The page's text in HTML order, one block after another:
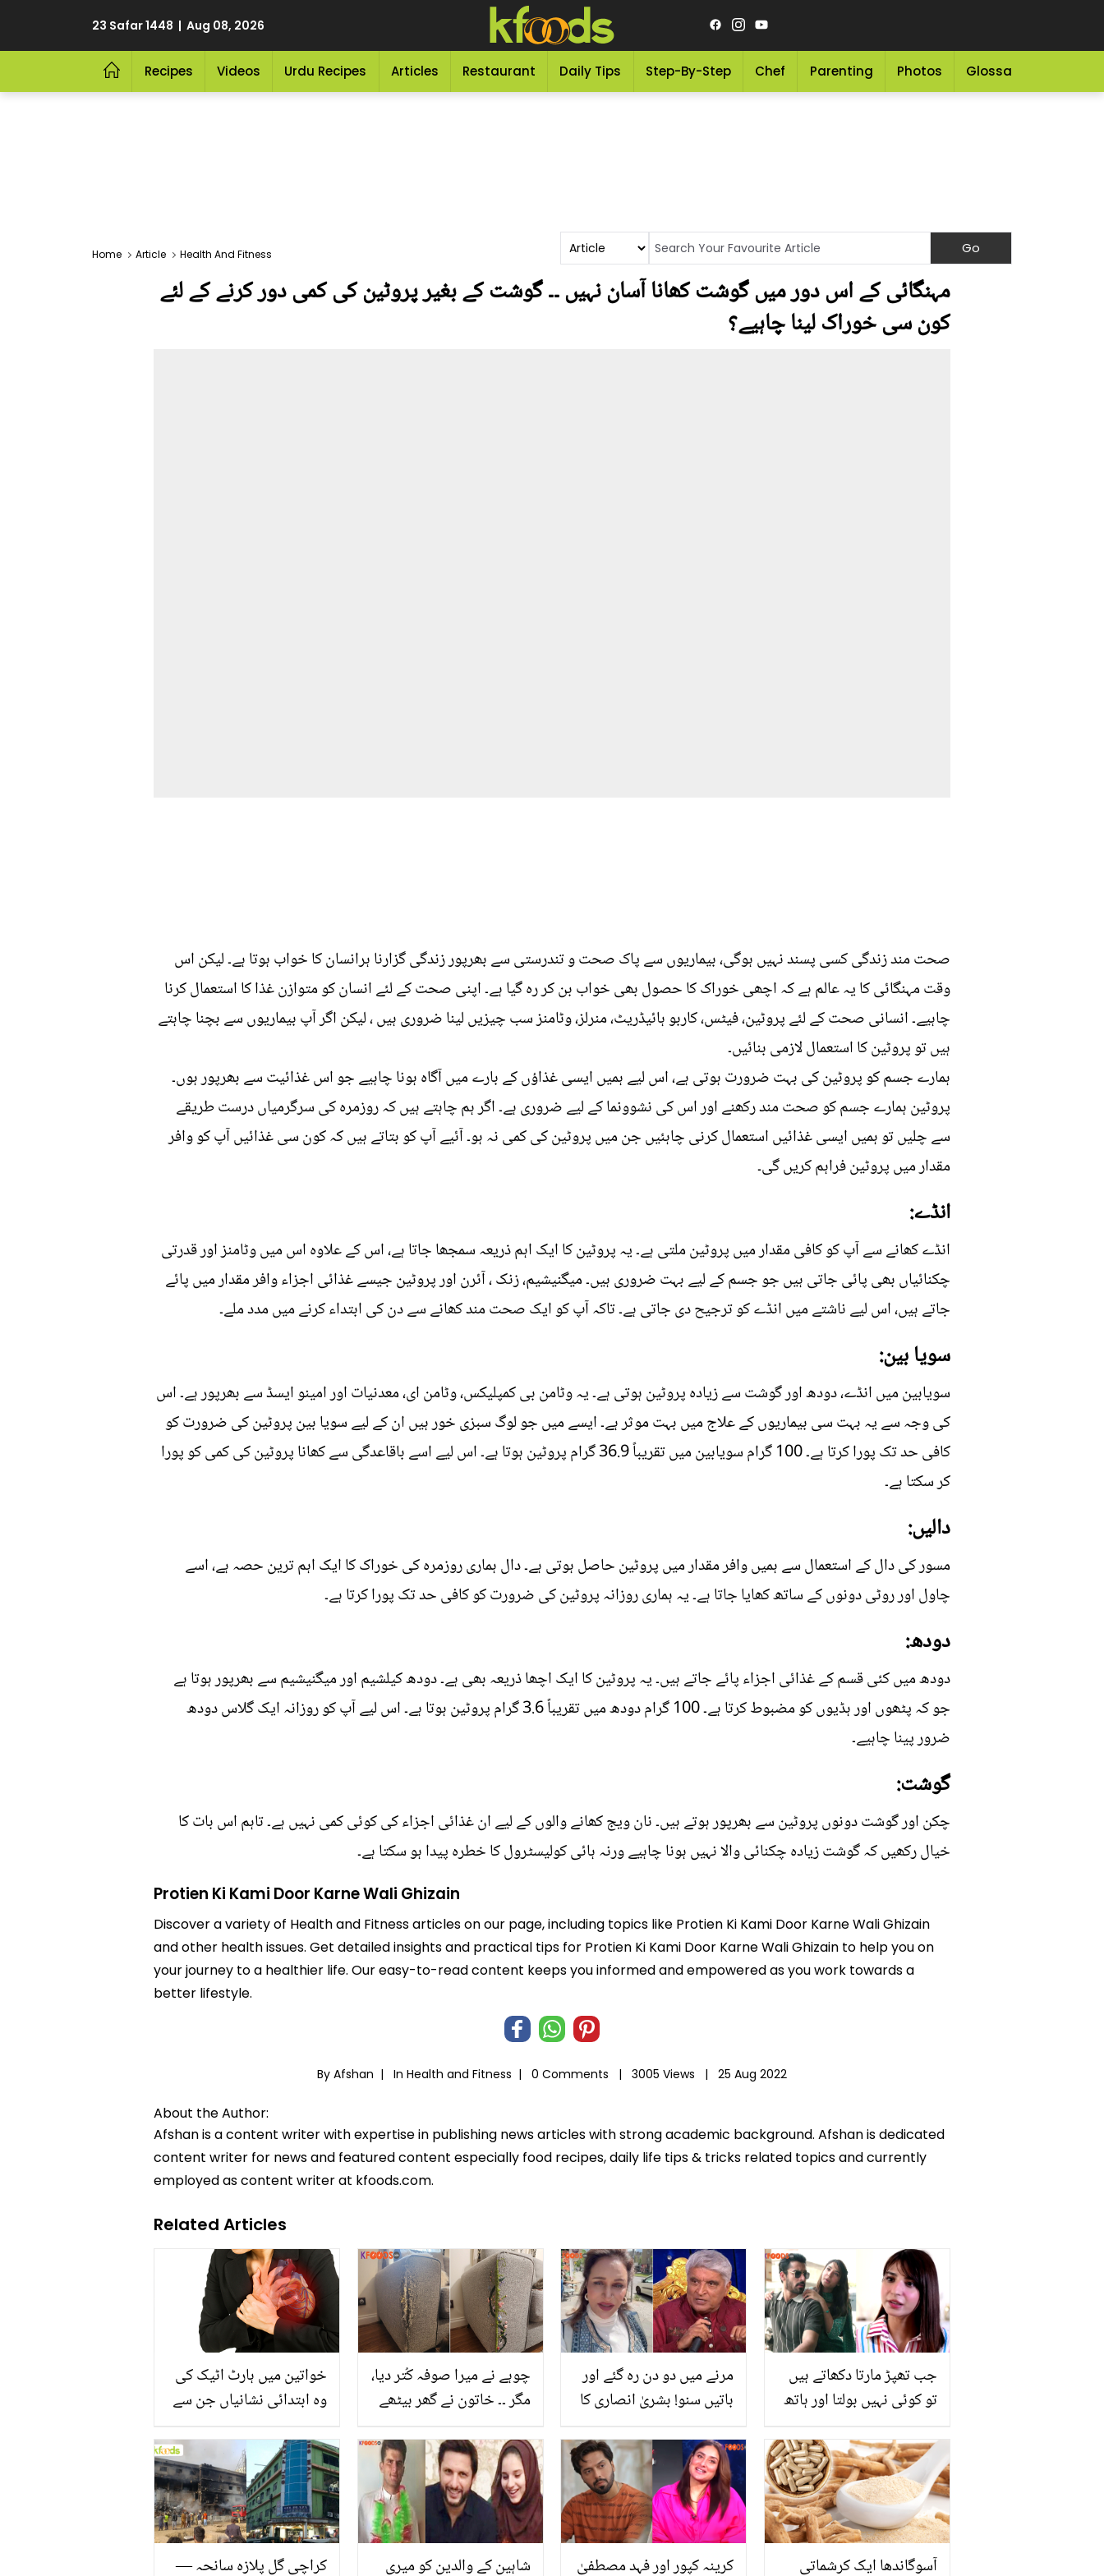
23 Safar 1448 | Aug 08, 2026
Recipes Videos Urdu Recipes Articles Restaurant Daily Tips Step-By-Step Chef Parenting Photos Glossary
Home Article Health And Fitness
مہنگائی کے اس دور میں گوشت کھانا آسان نہیں ۔۔ گوشت کے بغیر پروٹین کی کمی دور کرنے کے لئے
کون سی خوراک لینا چاہیے؟
صحت مند زندگی کسی پسند نہیں ہوگی، بیماریوں سے پاک صحت و تندرستی سے بھرپور زندگی گزارنا ہرانسان کا خواب ہوتا ہے۔ لیکن اس
وقت مہنگائی کا یہ عالم ہے کہ اچھی خوراک کا حصول بھی خواب بن کر رہ گیا ہے۔ اپنی صحت کے لئے انسان کو متوازن غذا کا استعمال کرنا
چاہیے۔ انسانی صحت کے لئے پروٹین، فیٹس، کاربو ہائیڈریٹ، منرلز، وٹامنز سب چیزیں لینا ضروری ہیں ، لیکن اگر آپ بیماریوں سے بچنا چاہتے
ہیں تو پروٹین کا استعمال لازمی بنائیں۔
ہمارے جسم کو پروٹین کی بہت ضرورت ہوتی ہے، اس لیے ہمیں ایسی غذاؤں کے بارے میں آگاہ ہونا چاہیے جو اس غذائیت سے بھرپور ہوں۔
پروٹین ہمارے جسم کو صحت مند رکھنے اور اس کی نشوونما کے لیے ضروری ہے۔ اگر ہم چاہتے ہیں کہ روزمرہ کی سرگرمیاں درست طریقے
سے چلیں تو ہمیں ایسی غذائیں استعمال کرنی چاہئیں جن میں پروٹین کی کمی نہ ہو۔ آئیے آپ کو بتاتے ہیں کہ کون سی غذائیں آپ کو وافر
مقدار میں پروٹین فراہم کریں گی۔
انڈے:
انڈے کھانے سے آپ کو کافی مقدار میں پروٹین ملتی ہے۔ یہ پروٹین کا ایک اہم ذریعہ سمجھا جاتا ہے، اس کے علاوہ اس میں وٹامنز اور قدرتی
چکنائیاں بھی پائی جاتی ہیں جو جسم کے لیے بہت ضروری ہیں۔ میگنیشیم، زنک ، آئرن اور پروٹین جیسے غذائی اجزاء وافر مقدار میں پائے
جاتے ہیں، اس لیے ناشتے میں انڈے کو ترجیح دی جاتی ہے۔ تاکہ آپ کو ایک صحت مند کھانے سے دن کی ابتداء کرنے میں مدد ملے۔
سویا بین:
سویابین میں انڈے، دودھ اور گوشت سے زیادہ پروٹین ہوتی ہے۔ یہ وٹامن بی کمپلیکس، وٹامن ای، معدنیات اور امینو ایسڈ سے بھرپور ہے۔ اس
کی وجہ سے یہ بہت سی بیماریوں کے علاج میں بہت موثر ہے۔ ایسے میں جو لوگ سبزی خور ہیں ان کے لیے سویا بین پروٹین کی ضرورت کو
کافی حد تک پورا کرتا ہے۔ 100 گرام سویابین میں تقریباً 36.9 گرام پروٹین ہوتا ہے۔ اس لیے اسے باقاعدگی سے کھانا پروٹین کی کمی کو پورا
کر سکتا ہے۔
دالیں:
مسور کی دال کے استعمال سے ہمیں وافر مقدار میں پروٹین حاصل ہوتی ہے۔ دال ہماری روزمرہ کی خوراک کا ایک اہم ترین حصہ ہے، اسے
چاول اور روٹی دونوں کے ساتھ کھایا جاتا ہے۔ یہ ہماری روزانہ پروٹین کی ضرورت کو کافی حد تک پورا کرتا ہے۔
دودھ:
دودھ میں کئی قسم کے غذائی اجزاء پائے جاتے ہیں۔ یہ پروٹین کا ایک اچھا ذریعہ بھی ہے۔ دودھ کیلشیم اور میگنیشیم سے بھرپور ہوتا ہے
جو کہ پٹھوں اور ہڈیوں کو مضبوط کرتا ہے۔ 100 گرام دودھ میں تقریباً 3.6 گرام پروٹین ہوتا ہے۔ اس لیے آپ کو روزانہ ایک گلاس دودھ
ضرور پینا چاہیے۔
گوشت:
چکن اور گوشت دونوں پروٹین سے بھرپور ہوتے ہیں۔ نان ویج کھانے والوں کے لیے ان غذائی اجزاء کی کوئی کمی نہیں ہے۔ تاہم اس بات کا
خیال رکھیں کہ گوشت زیادہ چکنائی والا نہیں ہونا چاہیے ورنہ ہائی کولیسٹرول کا خطرہ پیدا ہو سکتا ہے۔
Protien Ki Kami Door Karne Wali Ghizain
Discover a variety of Health and Fitness articles on our page, including topics like Protien Ki Kami Door Karne Wali Ghizain
and other health issues. Get detailed insights and practical tips for Protien Ki Kami Door Karne Wali Ghizain to help you on
your journey to a healthier life. Our easy-to-read content keeps you informed and empowered as you work towards a
better lifestyle.
By Afshan | In Health and Fitness | 0 Comments | 3005 Views | 25 Aug 2022
About the Author:
Afshan is a content writer with expertise in publishing news articles with strong academic background. Afshan is dedicated
content writer for news and featured content especially food recipes, daily life tips & tricks related topics and currently
employed as content writer at kfoods.com.
Related Articles
خواتین میں ہارٹ اٹیک کی
وہ ابتدائی نشانیاں جن سے
تاکہ اس مرض کا مقابلہ
کرسکیں
چوہے نے میرا صوفہ کُتر دیا،
مگر ۔۔ خاتون نے گھر بیٹھے
اور سٹائلش بنایا؟
مرنے میں دو دن رہ گئے اور
باتیں سنو! بشریٰ انصاری کا
خلاف زہر اگلنے پر دو ٹوک
جواب
جب تھپڑ مارتا دکھاتے ہیں
تو کوئی نہیں بولتا اور ہاتھ
غیر اخلاقی مناظر کی
حمایت میں انوکھی دلیل
پیش کردی ! دیکھیں
کراچی گل پلازہ سانحہ —
شاہین کے والدین کو میری
کرینہ کپور اور فہد مصطفیٰ
آسوگاندھا ایک کرشماتی